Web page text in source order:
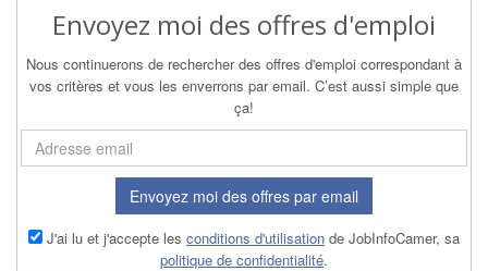
Envoyez moi des offres d'emploi
Nous continuerons de rechercher des offres d'emploi correspondant à
vos critères et vous les enverrons par email. C’est aussi simple que
ça!
Envoyez moi des offres par email
J'ai lu et j'accepte les conditions d'utilisation de JobInfoCamer, sa
politique de confidentialité.